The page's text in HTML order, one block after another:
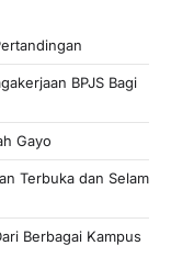
BPJS Bagi
Gayo
Terbuka dan Selam
Berbagai Kampus